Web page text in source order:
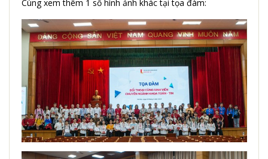
Cùng xem thêm 1 số hình ảnh khác tại tọa đàm: